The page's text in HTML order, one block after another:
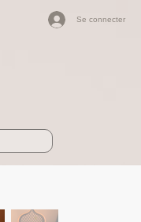
Se connecter